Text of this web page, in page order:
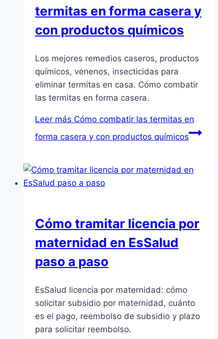
termitas en forma casera y
con productos químicos
Los mejores remedios caseros, productos
químicos, venenos, insecticidas para
eliminar termitas en casa. Cómo combatir
las termitas en forma casera.
Leer más Cómo combatir las termitas en
forma casera y con productos químicos
Cómo tramitar licencia por
maternidad en EsSalud
paso a paso
EsSalud licencia por maternidad: cómo
solicitar subsidio por maternidad, cuánto
es el pago, reembolso de subsidio y plazo
para solicitar reembolso.